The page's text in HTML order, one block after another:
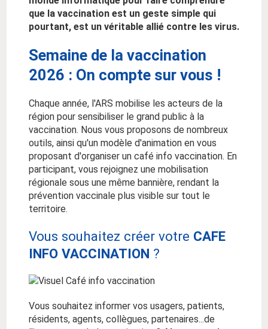
que la vaccination est un geste simple qui
pourtant, est un véritable allié contre les virus.
Semaine de la vaccination
2026 : On compte sur vous !
Chaque année, l'ARS mobilise les acteurs de la
région pour sensibiliser le grand public à la
vaccination. Nous vous proposons de nombreux
outils, ainsi qu'un modèle d'animation en vous
proposant d'organiser un café info vaccination. En
participant, vous rejoignez une mobilisation
régionale sous une même bannière, rendant la
prévention vaccinale plus visible sur tout le
territoire.
Vous souhaitez créer votre CAFE
INFO VACCINATION ?
Vous souhaitez informer vos usagers, patients,
résidents, agents, collègues, partenaires...de